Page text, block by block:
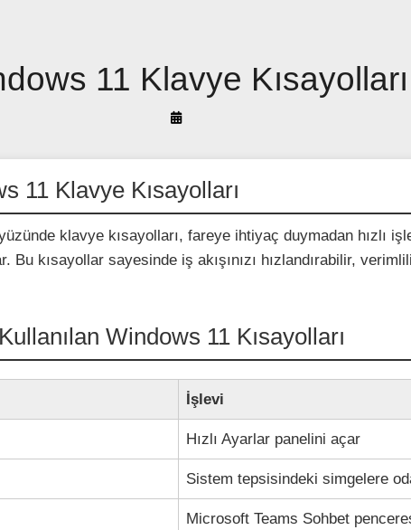
11 Klavye Kısayolları
By
Akyüz
11 Klavye Kısayolları
klavye kısayolları, fareye ihtiyaç duymadan hızlı
Bu kısayollar sayesinde iş akışınızı hızlandırabilir,
Windows 11 Kısayolları
İşlevi
Hızlı Ayarlar panelini açar
Sistem tepsisindeki simgelere
Microsoft Teams Sohbet